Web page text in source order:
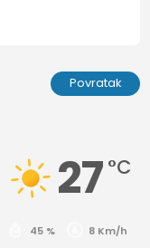
Povratak
27 °C
45 % 8 Km/h